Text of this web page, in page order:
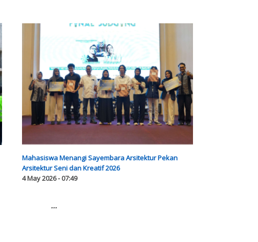
Mahasiswa Menangi Sayembara Arsitektur Pekan
Arsitektur Seni dan Kreatif 2026
4 May 2026 - 07:49
...